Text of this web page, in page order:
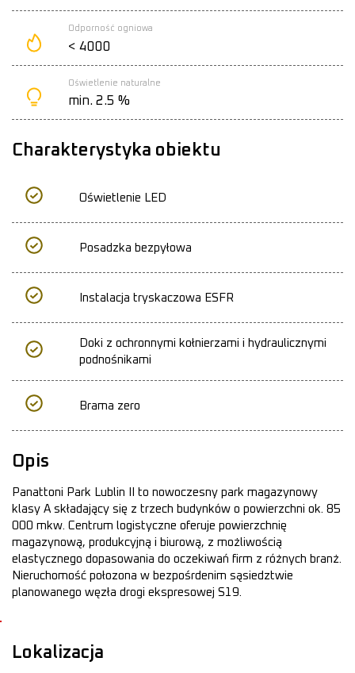
Odporność ogniowa
< 4000
Oświetlenie naturalne
min. 2.5 %
Charakterystyka obiektu
Oświetlenie LED
Posadzka bezpyłowa
Instalacja tryskaczowa ESFR
Doki z ochronnymi kołnierzami i hydraulicznymi
podnośnikami
Brama zero
Opis
Panattoni Park Lublin II to nowoczesny park magazynowy
klasy A składający się z trzech budynków o powierzchni ok. 85
000 mkw. Centrum logistyczne oferuje powierzchnię
magazynową, produkcyjną i biurową, z możliwością
elastycznego dopasowania do oczekiwań firm z różnych branż.
Nieruchomość połozona w bezpośrdenim sąsiedztwie
planowanego węzła drogi ekspresowej S19.
Lokalizacja